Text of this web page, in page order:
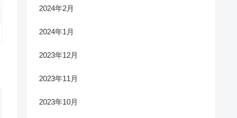
2024年2月
2024年1月
2023年12月
2023年11月
2023年10月